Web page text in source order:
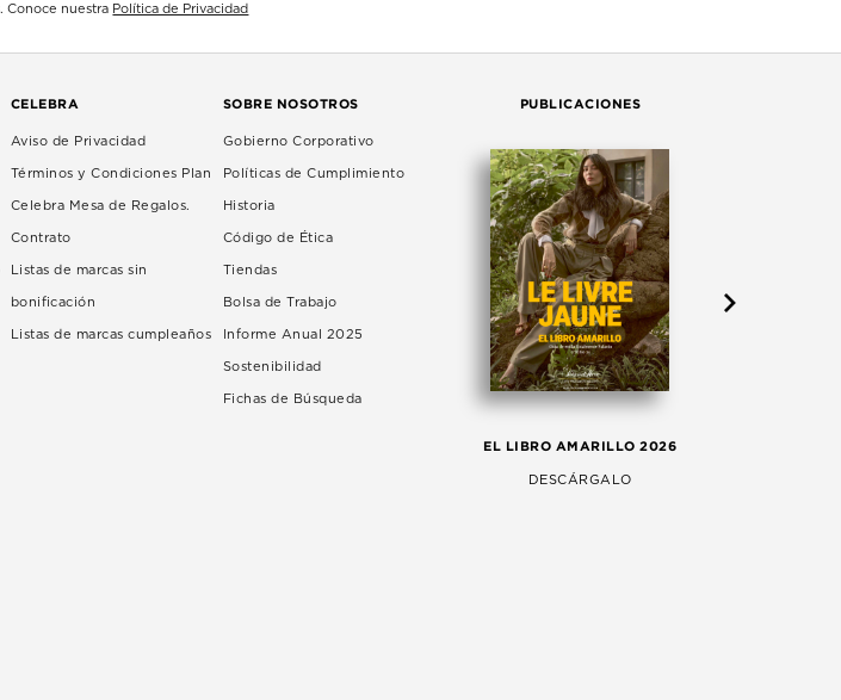
Conoce nuestra Política de Privacidad
CELEBRA
Aviso de Privacidad
Términos y Condiciones Plan
Celebra Mesa de Regalos.
Contrato
Listas de marcas sin
bonificación
Listas de marcas cumpleaños
SOBRE NOSOTROS
Gobierno Corporativo
Políticas de Cumplimiento
Historia
Código de Ética
Tiendas
Bolsa de Trabajo
Informe Anual 2025
Sostenibilidad
Fichas de Búsqueda
PUBLICACIONES
EL LIBRO AMARILLO 2026
DESCÁRGALO